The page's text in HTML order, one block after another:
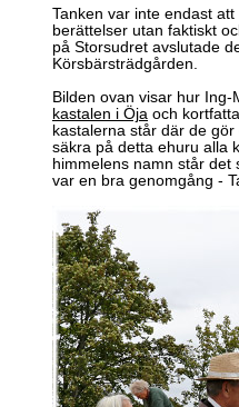
Tanken var inte endast
berättelser utan faktiskt
på Storsudret avslutade
Körsbärsträdgården.
Bilden ovan visar hur
kastalen i Öja och
kastalerna står där de
säkra på detta ehuru alla
himmelens namn står
var en bra genomgång -